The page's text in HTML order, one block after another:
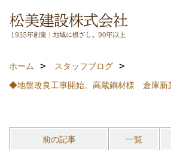
ホーム
スタッフブログ
◆地盤改良工事開始。高蔵鋼材様 倉庫
前の記事 一覧